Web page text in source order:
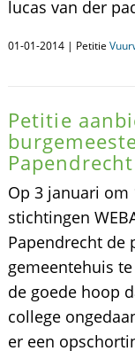
lucas van der
01-01-2014 | Petitie
Petitie
Papendrecht
Op 3 januari om
stichtingen
Papendrecht de
gemeentehuis
de goede hoop
college
er een